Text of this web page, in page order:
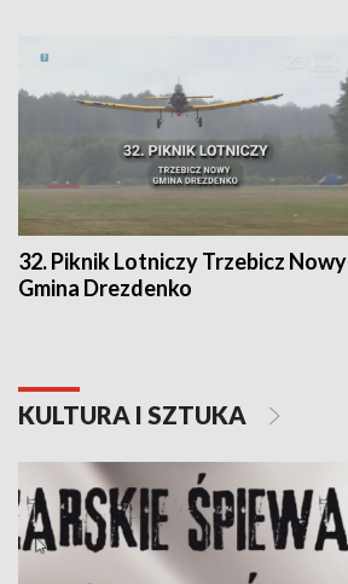
32. Piknik Lotniczy Trzebicz Nowy
Gmina Drezdenko
KULTURA I SZTUKA